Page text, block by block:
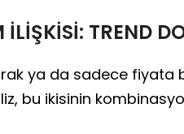
TREND
ya da sadece fiyata
bu ikisinin